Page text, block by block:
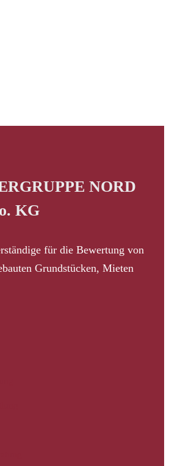
NORD
KG
für die Bewertung von
Grundstücken, Mieten